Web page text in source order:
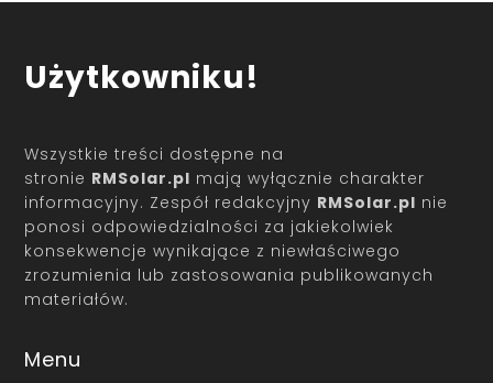
Użytkowniku!
Wszystkie treści dostępne na
stronie RMSolar.pl mają wyłącznie charakter
informacyjny. Zespół redakcyjny RMSolar.pl nie
ponosi odpowiedzialności za jakiekolwiek
konsekwencje wynikające z niewłaściwego
zrozumienia lub zastosowania publikowanych
materiałów.
Menu